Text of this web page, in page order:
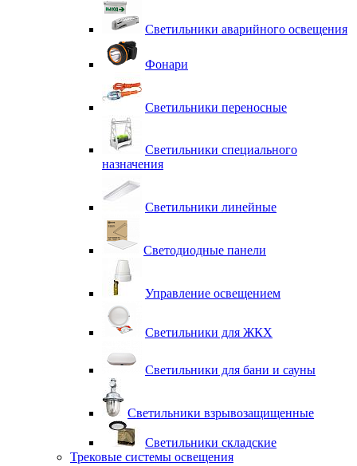
Светильники аварийного освещения
Фонари
Светильники переносные
Светильники специального
назначения
Светильники линейные
Светодиодные панели
Управление освещением
Светильники для ЖКХ
Светильники для бани и сауны
Светильники взрывозащищенные
Светильники складские
Трековые системы освещения